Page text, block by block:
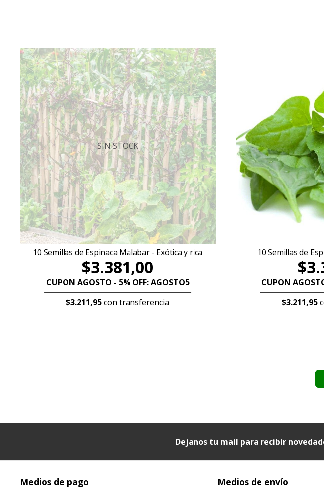
SIN STOCK
10 Semillas de Espinaca Malabar - Exótica y rica
$3.381,00
CUPON AGOSTO - 5% OFF: AGOSTO5
$3.211,95con transferencia
10 Semillas de
CUPON
$3.211,95
Dejanos tu mail para recibir
Medios de pago Medios de envío